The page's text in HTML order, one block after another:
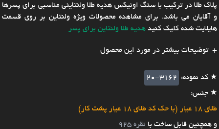
پلاک طلا در ترکیب با سنگ اونیکس هدیه طلا ولنتاینی مناسبی برای پسرها
و آقایان می باشد. برای مشاهده محصولات ویژه ولنتاین بر روی قسمت
هایلایت شده کلیک کنید هدیه طلا ولنتاین برای پسر
توضیحات بیشتر در مورد این محصول
★ کد نمونه:
20-3162
★ جنس:
طلای 18 عیار (با حک کد طلای 18 عیار پشت کار)
و همچنین قابل ساخت با نقره 925